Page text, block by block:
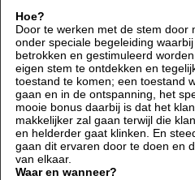
Hoe?
Door te werken met de stem door
onder speciale begeleiding
betrokken en gestimuleerd
eigen stem te ontdekken en
toestand te komen; een toestand
gaan en in de ontspanning, het
mooie bonus daarbij is dat het
makkelijker zal gaan terwijl die
en helderder gaat klinken. En
gaan dit ervaren door te doen en
van elkaar.
Waar en wanneer?